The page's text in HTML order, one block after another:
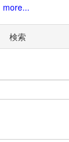
more...
検索